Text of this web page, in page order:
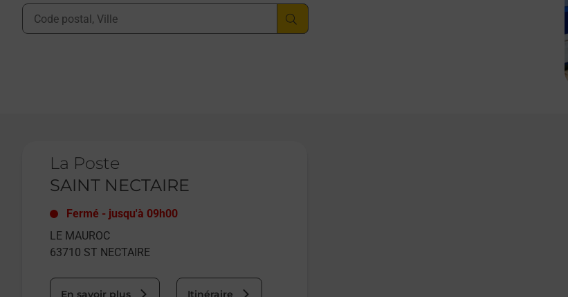
Ville, Département, Code Postal
La Poste
SAINT NECTAIRE
Fermé - jusqu'à 09h00
LE MAUROC
63710 ST NECTAIRE
En savoir plus Itinéraire